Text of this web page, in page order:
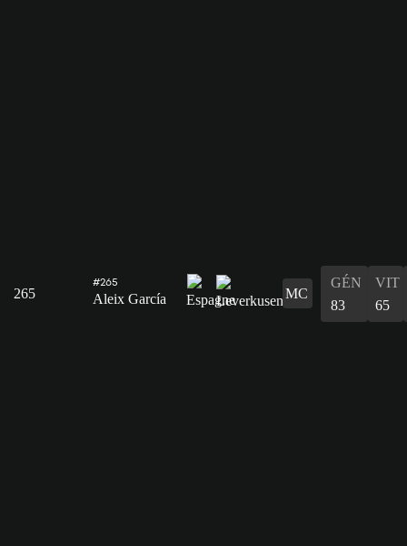
265
#265
Aleix García MC
GÉN
83
VIT
65